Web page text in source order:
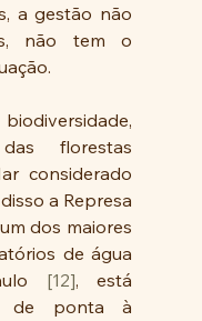
a gestão não
não tem o
florestas
considerado
a Represa
dos maiores
de água
[12], está
de ponta à